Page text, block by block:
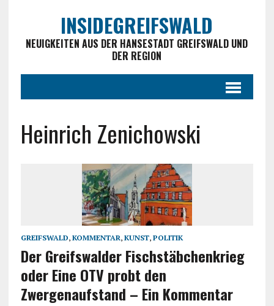
INSIDEGREIFSWALD
NEUIGKEITEN AUS DER HANSESTADT GREIFSWALD UND
DER REGION
Heinrich Zenichowski
GREIFSWALD, KOMMENTAR, KUNST, POLITIK
Der Greifswalder Fischstäbchenkrieg
oder Eine OTV probt den
Zwergenaufstand – Ein Kommentar